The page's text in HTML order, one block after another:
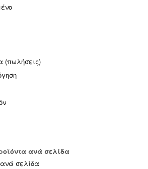
(0)
χώρου
χώρου
(2)
(5)
(πωλήσεις)
ανά σελίδα
σελίδα